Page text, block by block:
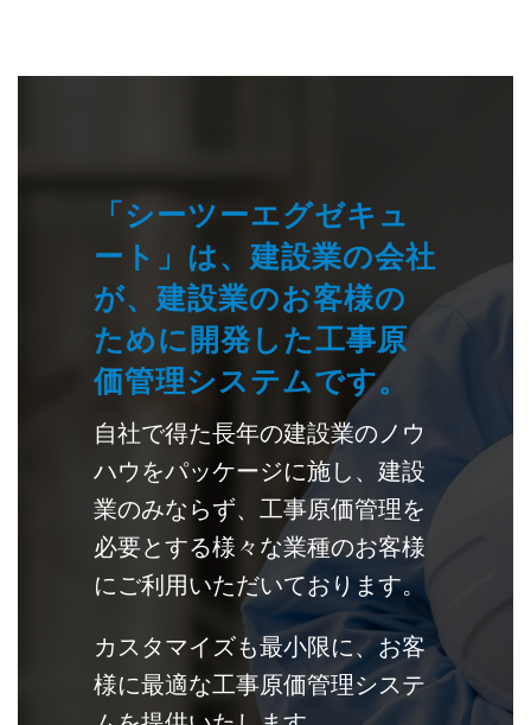
「シーツーエグゼキュ
ート」は、建設業の会社
が、建設業のお客様の
ために開発した工事原
価管理システムです。
自社で得た長年の建設業のノウ
ハウをパッケージに施し、建設
業のみならず、工事原価管理を
必要とする様々な業種のお客様
にご利用いただいております。
カスタマイズも最小限に、お客
様に最適な工事原価管理システ